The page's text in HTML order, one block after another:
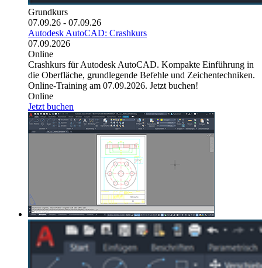
Grundkurs
07.09.26 - 07.09.26
Autodesk AutoCAD: Crashkurs
07.09.2026
Online
Crashkurs für Autodesk AutoCAD. Kompakte Einführung in
die Oberfläche, grundlegende Befehle und Zeichentechniken.
Online-Training am 07.09.2026. Jetzt buchen!
Online
Jetzt buchen